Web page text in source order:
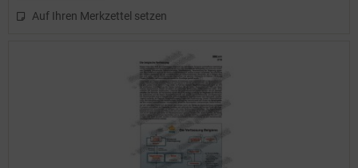
Auf Ihren Merkzettel setzen